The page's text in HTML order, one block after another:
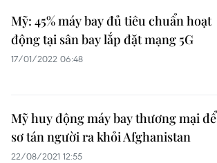
Mỹ: 45% máy bay đủ tiêu chuẩn hoạt
động tại sân bay lắp đặt mạng 5G
17/01/2022 06:48
Mỹ huy động máy bay thương mại để
sơ tán người ra khỏi Afghanistan
22/08/2021 12:55